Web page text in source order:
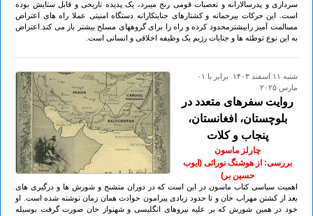
سرداری و پدرسالارانه و تعصبات قومی رنج میبرد، یک پدیده تاریخی و قابل ستایش بوده
است. این حرکات بیرحمانه و کشتارهای جنایتکارانه دستگاه امنیتی عملا راه های اعتراض
مسالمت آمیز رابیشترمحدود کرده و راه را برای گروههای مسلح بیشتر باز می کند.اعتراض
به این نوع توطئه ها و جنایات رژیم یک وظیفه اخلاقی و انسانی است.
شنبه ۱۱ اسفند ۱۴۰۳ برابر با ۰۱
مارس ۲۰۲۵
روایت سفرهای متعدد در
بلوچستان، افغانستان،
پنجاب و کلات
چارلز ماسون
بررسی: از هوشنگ نورائی (ایوب
حسین بر)
اهمیت سیاسی کتاب ماسون در این است که در دوران متشنج و شورش ها و درگیری های
بعد از کشتن مهراب خان و تا حدود زیادی پیرامون حوادث همان زمان نوشته شده است. او
خود در همین شورش که بر علیه نیروهای انگلیسی و شهنواز خان صورت گرفت بوسیله